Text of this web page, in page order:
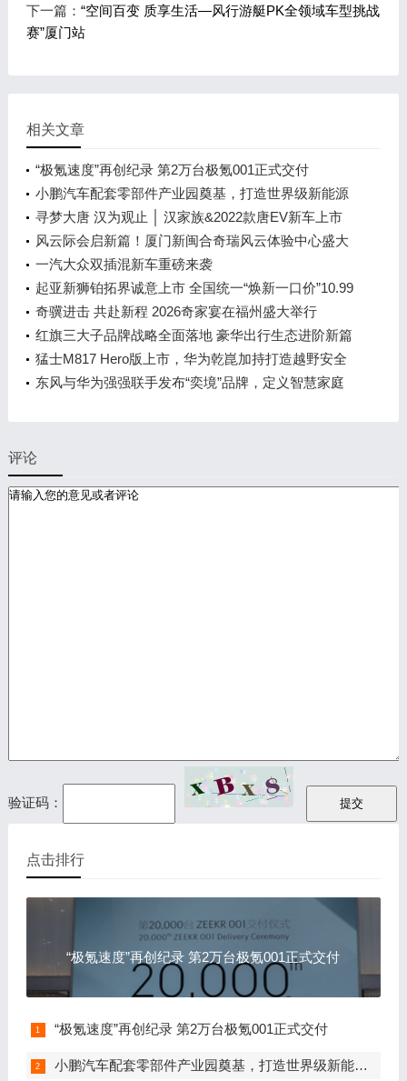
下一篇： “空间百变 质享生活—风行游艇PK全领域车型挑战
赛”厦门站
相关文章
“极氪速度”再创纪录 第2万台极氪001正式交付
小鹏汽车配套零部件产业园奠基，打造世界级新能源
智能汽车集群
寻梦大唐 汉为观止 │ 汉家族&2022款唐EV新车上市
发布会，敬请期待！
风云际会启新篇！厦门新闽合奇瑞风云体验中心盛大
开业
一汽大众双插混新车重磅来袭
起亚新狮铂拓界诚意上市 全国统一“焕新一口价”10.99
万元起
奇骥进击 共赴新程 2026奇家宴在福州盛大举行
红旗三大子品牌战略全面落地 豪华出行生态进阶新篇
章
猛士M817 Hero版上市，华为乾崑加持打造越野安全
标杆！
东风与华为强强联手发布“奕境”品牌，定义智慧家庭
评论
验证码：
点击排行
“极氪速度”再创纪录 第2万台极氪001正式交付
“极氪速度”再创纪录 第2万台极氪001正式交付
小鹏汽车配套零部件产业园奠基，打造世界级新能源智能汽车集群